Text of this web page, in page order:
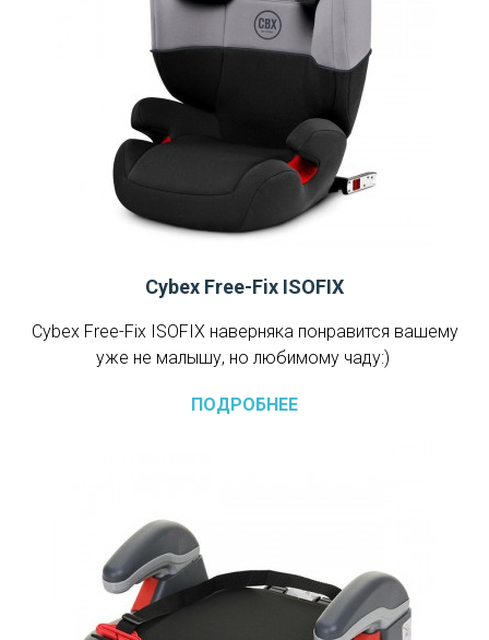
Cybex Free-Fix ISOFIX
Cybex Free-Fix ISOFIX наверняка понравится вашему
уже не малышу, но любимому чаду:)
ПОДРОБНЕЕ